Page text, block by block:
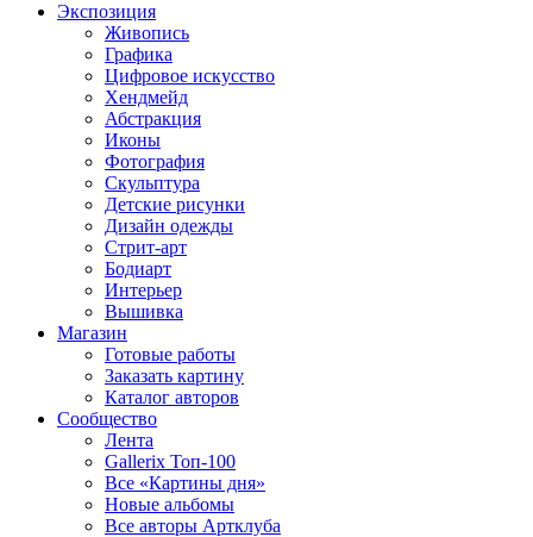
Экспозиция
Живопись
Графика
Цифровое искусство
Хендмейд
Абстракция
Иконы
Фотография
Скульптура
Детские рисунки
Дизайн одежды
Стрит-арт
Бодиарт
Интерьер
Вышивка
Магазин
Готовые работы
Заказать картину
Каталог авторов
Сообщество
Лента
Gallerix Топ-100
Все «Картины дня»
Новые альбомы
Все авторы Артклуба